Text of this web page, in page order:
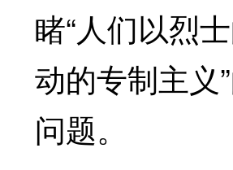
睹“人们以烈
动的专制主义
问题。